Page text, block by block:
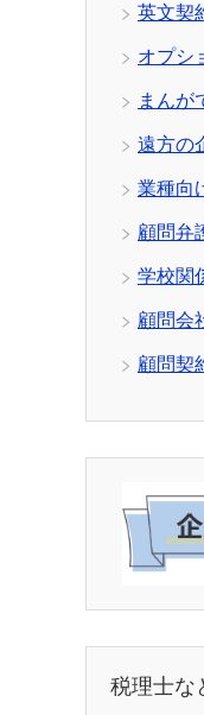
英文契
オプシ
まんが
遠方の
業種向
顧問弁
学校関
顧問会
顧問契
税理士な